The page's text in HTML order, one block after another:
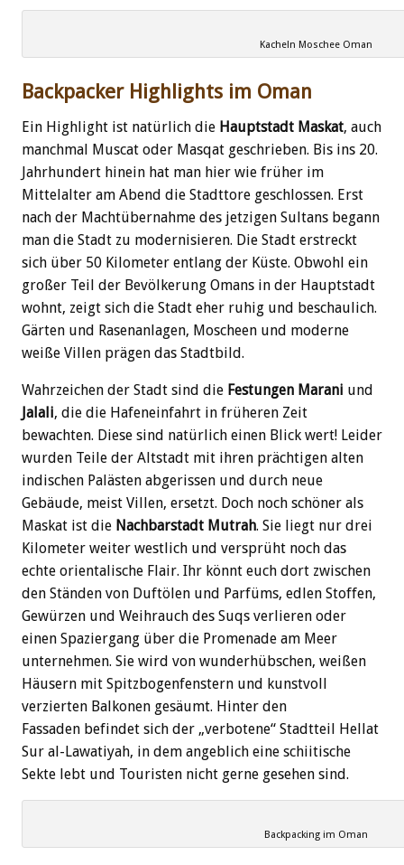
Kacheln Moschee Oman
Backpacker Highlights im Oman
Ein Highlight ist natürlich die Hauptstadt Maskat, auch
manchmal Muscat oder Masqat geschrieben. Bis ins 20.
Jahrhundert hinein hat man hier wie früher im
Mittelalter am Abend die Stadttore geschlossen. Erst
nach der Machtübernahme des jetzigen Sultans begann
man die Stadt zu modernisieren. Die Stadt erstreckt
sich über 50 Kilometer entlang der Küste. Obwohl ein
großer Teil der Bevölkerung Omans in der Hauptstadt
wohnt, zeigt sich die Stadt eher ruhig und beschaulich.
Gärten und Rasenanlagen, Moscheen und moderne
weiße Villen prägen das Stadtbild.
Wahrzeichen der Stadt sind die Festungen Marani und
Jalali, die die Hafeneinfahrt in früheren Zeit
bewachten. Diese sind natürlich einen Blick wert! Leider
wurden Teile der Altstadt mit ihren prächtigen alten
indischen Palästen abgerissen und durch neue
Gebäude, meist Villen, ersetzt. Doch noch schöner als
Maskat ist die Nachbarstadt Mutrah. Sie liegt nur drei
Kilometer weiter westlich und versprüht noch das
echte orientalische Flair. Ihr könnt euch dort zwischen
den Ständen von Duftölen und Parfüms, edlen Stoffen,
Gewürzen und Weihrauch des Suqs verlieren oder
einen Spaziergang über die Promenade am Meer
unternehmen. Sie wird von wunderhübschen, weißen
Häusern mit Spitzbogenfenstern und kunstvoll
verzierten Balkonen gesäumt. Hinter den
Fassaden befindet sich der „verbotene“ Stadtteil Hellat
Sur al-Lawatiyah, in dem angeblich eine schiitische
Sekte lebt und Touristen nicht gerne gesehen sind.
Backpacking im Oman